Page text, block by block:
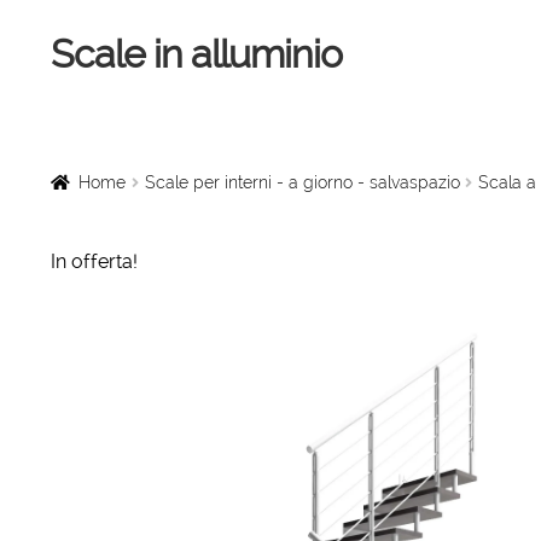
Vai
alla
Vai
al
Scale in alluminio
Scale a chiocciola
Home Scale per interni - a giorno - salvaspazio Scala a
In offerta!